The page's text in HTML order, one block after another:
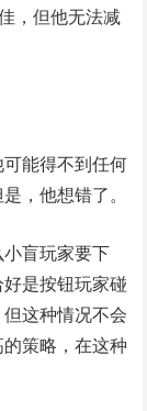
，但他无法减
能得不到任何
，他想错了。
盲玩家要下
是按钮玩家碰
这种情况不会
策略，在这种